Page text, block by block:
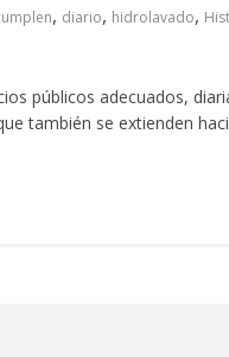
, diario, hidrolavado,
públicos adecuados,
también se extienden